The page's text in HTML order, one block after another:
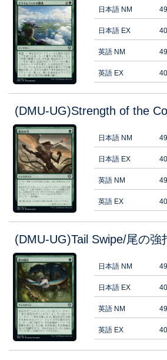
日本語 NM
日本語 EX
英語 NM
英語 EX
(DMU-UG)Strength of the
日本語 NM
日本語 EX
英語 NM
英語 EX
(DMU-UG)Tail Swipe/尾の強
日本語 NM
日本語 EX
英語 NM
英語 EX